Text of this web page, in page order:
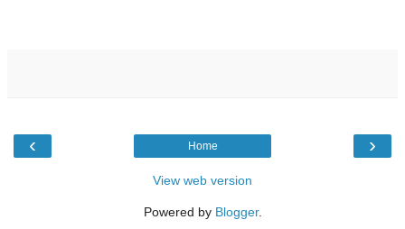
‹ ›
Home
View web version
Powered by Blogger.